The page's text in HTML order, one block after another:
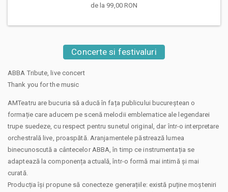
de la 99,00 RON
Concerte si festivaluri
ABBA Tribute, live concert
Thank you for the music
AMTeatru are bucuria să aducă în fața publicului bucureștean o
formație care aducem pe scenă melodii emblematice ale legendarei
trupe suedeze, cu respect pentru sunetul original, dar într-o interpretare
orchestrală live, proaspătă. Aranjamentele păstrează lumea
binecunoscută a cântecelor ABBA, în timp ce instrumentația se
adaptează la componența actuală, într-o formă mai intimă și mai
curată.
Producția își propune să conecteze generațiile: există puține moșteniri